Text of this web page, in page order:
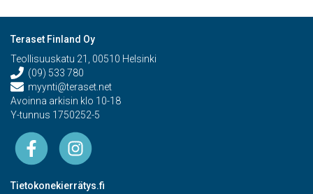
Teraset Finland Oy
Teollisuuskatu 21, 00510 Helsinki
(09) 533 780
myynti@teraset.net
Avoinna arkisin klo 10-18
Y-tunnus 1750252-5
Tietokonekierrätys.fi